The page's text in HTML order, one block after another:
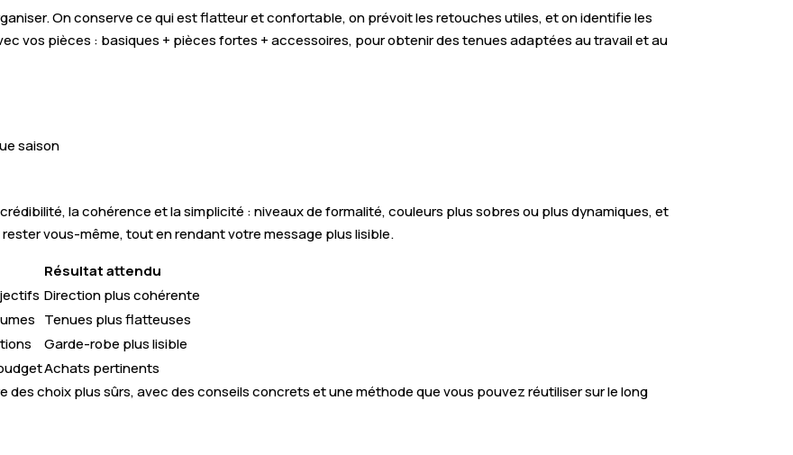
On conserve ce qui est flatteur et confortable, on prévoit les retouches utiles, et on identifie les
vos pièces : basiques + pièces fortes + accessoires, pour obtenir des tenues adaptées au travail et au
saison
la cohérence et la simplicité : niveaux de formalité, couleurs plus sobres ou plus dynamiques, et
rester vous-même, tout en rendant votre message plus lisible.
Résultat attendu
Direction plus cohérente
Tenues plus flatteuses
Garde-robe plus lisible
Achats pertinents
des choix plus sûrs, avec des conseils concrets et une méthode que vous pouvez réutiliser sur le long